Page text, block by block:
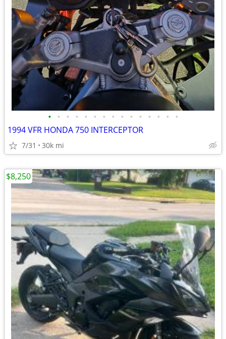
• • • • • • • • • • • • • • •
1994 VFR HONDA 750 INTERCEPTOR
7/31 30k mi
$8,250